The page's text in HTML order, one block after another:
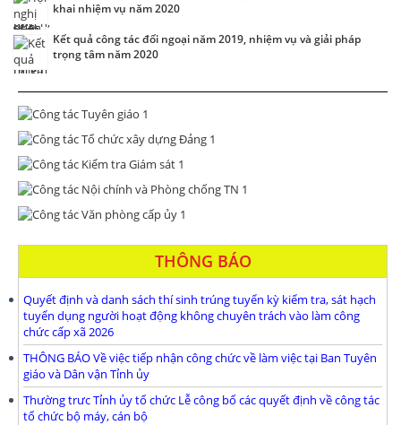
khai nhiệm vụ năm 2020
Kết quả công tác đối ngoại năm 2019, nhiệm vụ và giải pháp
trọng tâm năm 2020
THÔNG BÁO
Quyết định và danh sách thí sinh trúng tuyển kỳ kiểm tra, sát hạch
tuyển dụng người hoạt động không chuyên trách vào làm công
chức cấp xã 2026
THÔNG BÁO Về việc tiếp nhận công chức về làm việc tại Ban Tuyên
giáo và Dân vận Tỉnh ủy
Thường trưc Tỉnh ủy tổ chức Lễ công bố các quyết định về công tác
tổ chức bộ máy, cán bộ